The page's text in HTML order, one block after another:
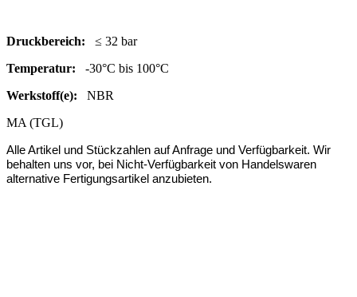
Druckbereich: ≤ 32 bar
Temperatur: -30°C bis 100°C
Werkstoff(e): NBR
MA (TGL)
Alle Artikel und Stückzahlen auf Anfrage und Verfügbarkeit. Wir
behalten uns vor, bei Nicht-Verfügbarkeit von Handelswaren
alternative Fertigungsartikel anzubieten.